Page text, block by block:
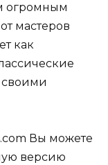
огромным
мастеров
как
своими
Вы можете
версию